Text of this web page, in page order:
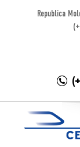
Republica